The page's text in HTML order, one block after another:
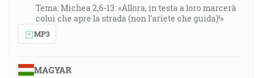
Tema: Michea 2,6-13: «Allora, in testa a loro marcerà
colui che apre la strada (non l’ariete che guida)!»
MP3
MAGYAR